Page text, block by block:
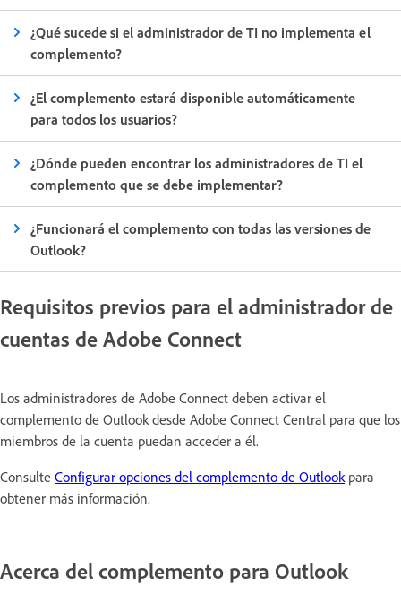
¿Qué sucede si el administrador de TI no implementa el
complemento?
¿El complemento estará disponible automáticamente
para todos los usuarios?
¿Dónde pueden encontrar los administradores de TI el
complemento que se debe implementar?
¿Funcionará el complemento con todas las versiones de
Outlook?
Requisitos previos para el administrador de
cuentas de Adobe Connect
Los administradores de Adobe Connect deben activar el
complemento de Outlook desde Adobe Connect Central para que los
miembros de la cuenta puedan acceder a él.
Consulte Configurar opciones del complemento de Outlookpara
obtener más información.
Acerca del complemento para Outlook